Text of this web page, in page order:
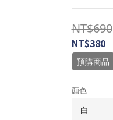
NT$690
NT$380
預購商品
顏色